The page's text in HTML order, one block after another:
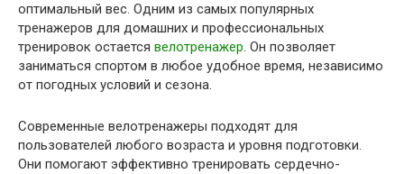
оптимальный вес. Одним из самых популярных
тренажеров для домашних и профессиональных
тренировок остается велотренажер. Он позволяет
заниматься спортом в любое удобное время, независимо
от погодных условий и сезона.
Современные велотренажеры подходят для
пользователей любого возраста и уровня подготовки.
Они помогают эффективно тренировать сердечно-